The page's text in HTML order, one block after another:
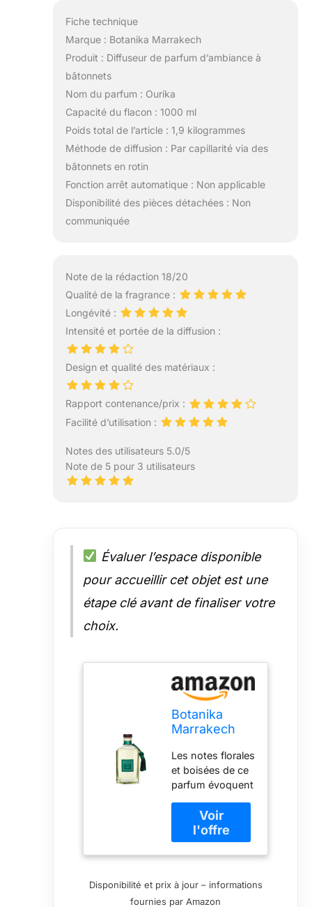
Fiche technique
Marque : Botanika Marrakech
Produit : Diffuseur de parfum d’ambiance à
bâtonnets
Nom du parfum : Ourika
Capacité du flacon : 1000 ml
Poids total de l’article : 1,9 kilogrammes
Méthode de diffusion : Par capillarité via des
bâtonnets en rotin
Fonction arrêt automatique : Non applicable
Disponibilité des pièces détachées : Non
communiquée
Note de la rédaction 18/20
Qualité de la fragrance :
Longévité :
Intensité et portée de la diffusion :
Design et qualité des matériaux :
Rapport contenance/prix :
Facilité d’utilisation :
Notes des utilisateurs 5.0/5
Note de 5 pour 3 utilisateurs
Évaluer l’espace disponible
pour accueillir cet objet est une
étape clé avant de finaliser votre
choix.
Botanika
Marrakech
Parfum
d'ambiance
Les notes florales
et boisées de ce
parfum évoquent
naturelle et la
sérénité de la
vallée,
transformant
vaporisation en
une expérience
Disponibilité et prix à jour – informations
fournies par Amazon